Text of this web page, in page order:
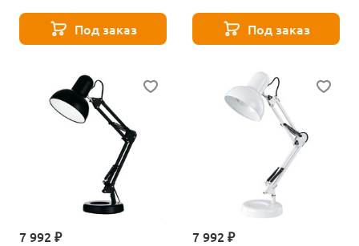
Под заказ Под заказ
7 992 ₽ 7 992 ₽